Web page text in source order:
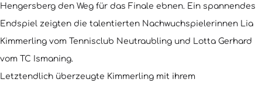
Hengersberg den Weg für das Finale ebnen. Ein spannendes
Endspiel zeigten die talentierten Nachwuchspielerinnen Lia
Kimmerling vom Tennisclub Neutraubling und Lotta Gerhard
vom TC Ismaning.
Letztendlich überzeugte Kimmerling mit ihrem